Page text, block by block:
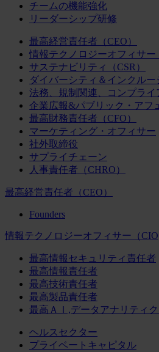
チームの機能強化
リーダーシップ研修
最高経営責任者（CEO）
情報テクノロジーオフィサー
サステナビリティ（CSR）
ダイバーシティ＆インクルー
法務、規制関連、コンプライ
企業広報&パブリック・アフ
最高財務責任者（CFO）
マーケティング・オフィサー
社外取締役
サプライチェーン
人事責任者（CHRO）
最高経営責任者（CEO）
Founders
情報テクノロジーオフィサー（CIO,
最高情報セキュリティ責任者
最高情報責任者
最高技術責任者
最高製品責任者
最高ＡＩ,データアナリティ
ヘルスセクター
プライベートキャピタル